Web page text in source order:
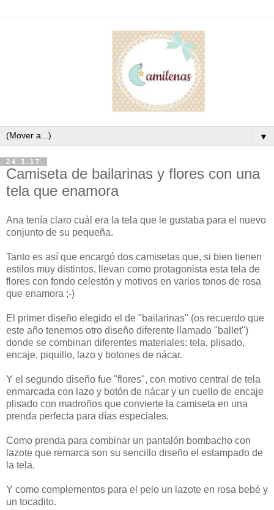
▼
24.3.17
Camiseta de bailarinas y flores con una
tela que enamora
Ana tenía claro cuál era la tela que le gustaba para el nuevo
conjunto de su pequeña.
Tanto es así que encargó dos camisetas que, si bien tienen
estilos muy distintos, llevan como protagonista esta tela de
flores con fondo celestón y motivos en varios tonos de rosa
que enamora ;-)
El primer diseño elegido el de "bailarinas" (os recuerdo que
este año tenemos otro diseño diferente llamado "ballet")
donde se combinan diferentes materiales: tela, plisado,
encaje, piquillo, lazo y botones de nácar.
Y el segundo diseño fue "flores", con motivo central de tela
enmarcada con lazo y botón de nácar y un cuello de encaje
plisado con madroños que convierte la camiseta en una
prenda perfecta para días especiales.
Como prenda para combinar un pantalón bombacho con
lazote que remarca son su sencillo diseño el estampado de
la tela.
Y como complementos para el pelo un lazote en rosa bebé y
un tocadito.